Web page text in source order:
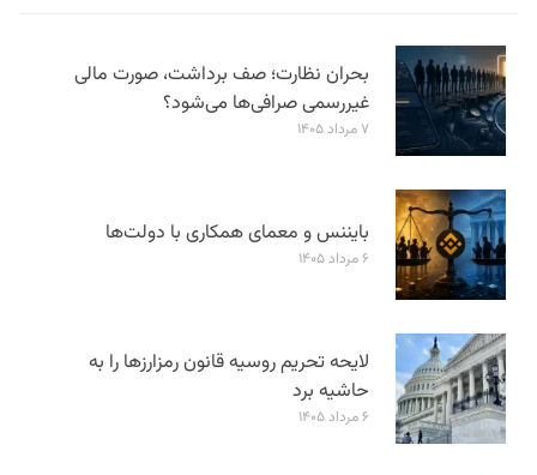
بحران نظارت؛ صف برداشت، صورت مالی
غیررسمی صرافی‌ها می‌شود؟
۷ مرداد ۱۴۰۵
بایننس و معمای همکاری با دولت‌ها
۶ مرداد ۱۴۰۵
لایحه تحریم روسیه قانون رمزارزها را به
حاشیه برد
۶ مرداد ۱۴۰۵